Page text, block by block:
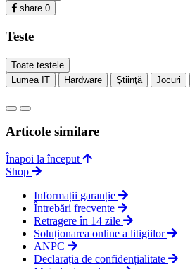
share 0
Teste
Toate testele
Lumea IT
Hardware Ştiinţă Jocuri
Articole similare
Înapoi la început
Shop
Informații garanție
Întrebări frecvente
Retragere în 14 zile
Soluționarea online a litigiilor
ANPC
Declarația de confidențialitate